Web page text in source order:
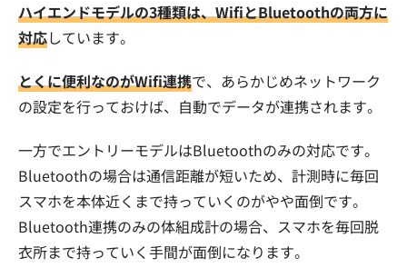
ハイエンドモデルの3種類は、WifiとBluetoothの両方に
対応しています。
とくに便利なのがWifi連携で、あらかじめネットワーク
の設定を行っておけば、自動でデータが連携されます。
一方でエントリーモデルはBluetoothのみの対応です。
Bluetoothの場合は通信距離が短いため、計測時に毎回
スマホを本体近くまで持っていくのがやや面倒です。
Bluetooth連携のみの体組成計の場合、スマホを毎回脱
衣所まで持っていく手間が面倒になります。